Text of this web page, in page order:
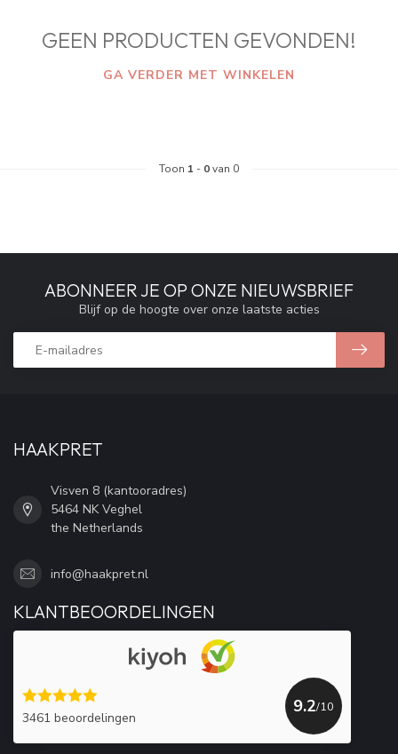
GEEN PRODUCTEN GEVONDEN!
GA VERDER MET WINKELEN
Toon 1 - 0van 0
ABONNEER JE OP ONZE NIEUWSBRIEF
Blijf op de hoogte over onze laatste acties
HAAKPRET
Visven 8 (kantooradres)
5464 NK Veghel
the Netherlands
info@haakpret.nl
KLANTBEOORDELINGEN
3461 beoordelingen
9.2/10